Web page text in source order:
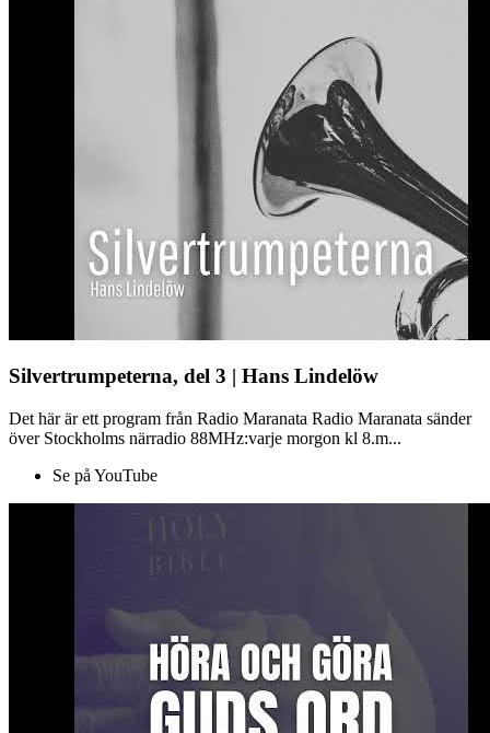
Silvertrumpeterna, del 3 | Hans Lindelöw
Det här är ett program från Radio Maranata Radio Maranata sänder
över Stockholms närradio 88MHz:varje morgon kl 8.m...
Se på YouTube